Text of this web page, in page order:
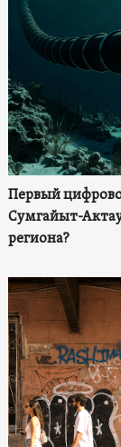
Первый
Сумгайыт-
региона?